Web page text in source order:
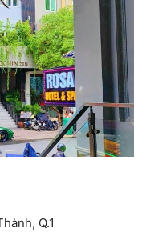
Q.1